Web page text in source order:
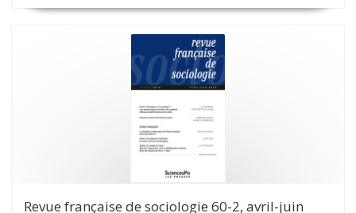
Revue française de sociologie 60-2, avril-juin